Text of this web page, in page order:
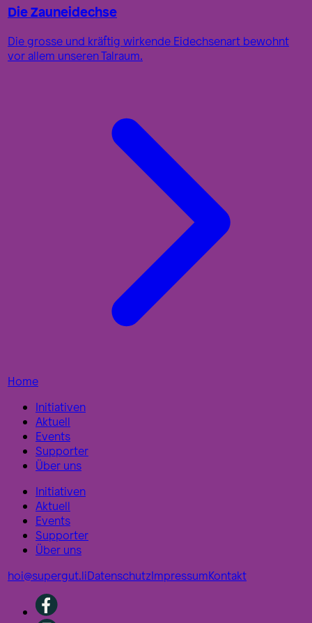
Die Zauneidechse
Die grosse und kräftig wirkende Eidechsenart bewohnt
vor allem unseren Talraum.
Home
Initiativen
Aktuell
Events
Supporter
Über uns
Initiativen
Aktuell
Events
Supporter
Über uns
hoi@supergut.liDatenschutzImpressumKontakt